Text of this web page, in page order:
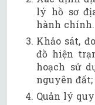
lý hồ sơ
hành chính.
Khảo sát,
đồ hiện
hoạch sử
nguyên
Quản lý